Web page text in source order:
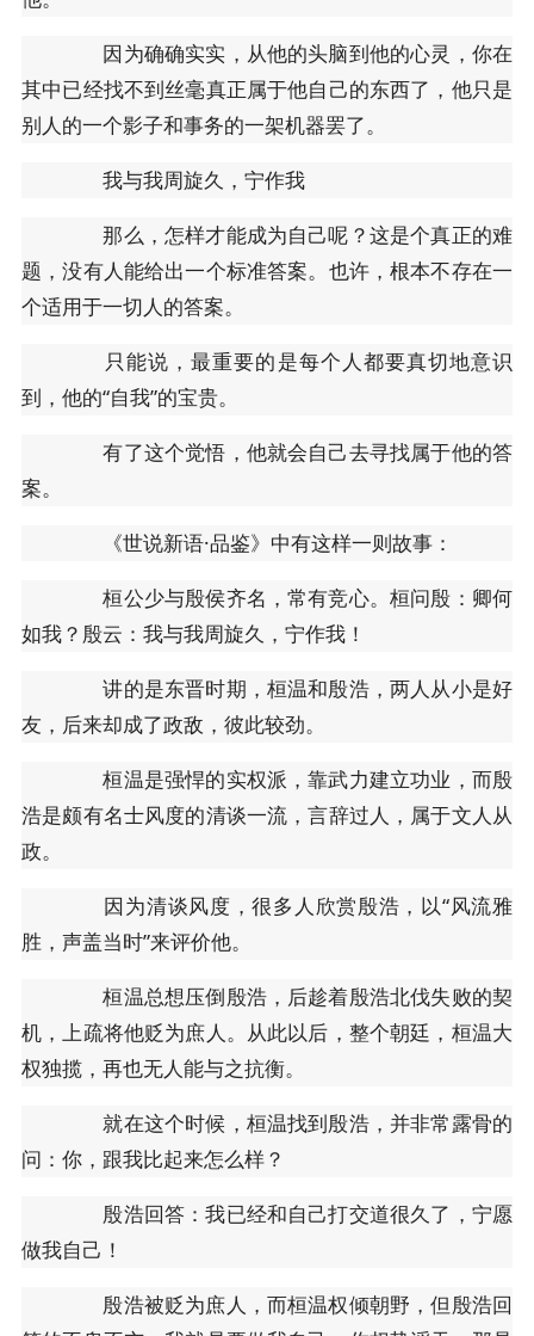
因为确确实实，从他的头脑到他的心灵，你在
其中已经找不到丝毫真正属于他自己的东西了，他只是
别人的一个影子和事务的一架机器罢了。
我与我周旋久，宁作我
那么，怎样才能成为自己呢？这是个真正的难
题，没有人能给出一个标准答案。也许，根本不存在一
个适用于一切人的答案。
只能说，最重要的是每个人都要真切地意识
到，他的“自我”的宝贵。
有了这个觉悟，他就会自己去寻找属于他的答
案。
《世说新语·品鉴》中有这样一则故事：
桓公少与殷侯齐名，常有竞心。桓问殷：卿何
如我？殷云：我与我周旋久，宁作我！
讲的是东晋时期，桓温和殷浩，两人从小是好
友，后来却成了政敌，彼此较劲。
桓温是强悍的实权派，靠武力建立功业，而殷
浩是颇有名士风度的清谈一流，言辞过人，属于文人从
政。
因为清谈风度，很多人欣赏殷浩，以“风流雅
胜，声盖当时”来评价他。
桓温总想压倒殷浩，后趁着殷浩北伐失败的契
机，上疏将他贬为庶人。从此以后，整个朝廷，桓温大
权独揽，再也无人能与之抗衡。
就在这个时候，桓温找到殷浩，并非常露骨的
问：你，跟我比起来怎么样？
殷浩回答：我已经和自己打交道很久了，宁愿
做我自己！
殷浩被贬为庶人，而桓温权倾朝野，但殷浩回